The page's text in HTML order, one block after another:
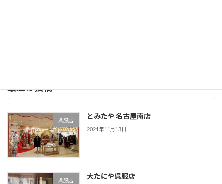
最近の投稿
呉服店
とみたや 名古屋南店
2021年11月13日
呉服店
大たにや呉服店